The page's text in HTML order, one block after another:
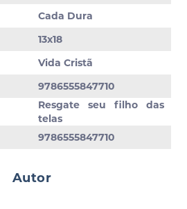
Cada Dura
13x18
Vida Crist
9786555847710
Resgate seu filho das
telas
9786555847710
Autor